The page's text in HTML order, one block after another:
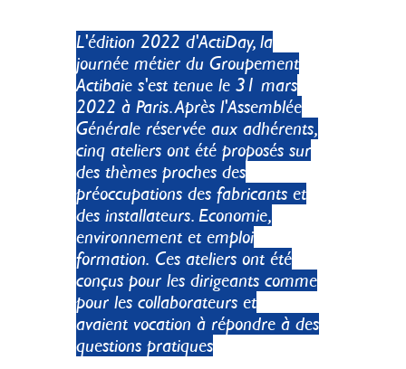
L'édition 2022 d'ActiDay, la
journée métier du Groupement
Actibaie s'est tenue le 31 mars
2022 à Paris. Après l'Assemblée
Générale réservée aux adhérents,
cinq ateliers ont été proposés sur
des thèmes proches des
préoccupations des fabricants et
des installateurs. Economie,
environnement et emploi
formation. Ces ateliers ont été
conçus pour les dirigeants comme
pour les collaborateurs et
avaient vocation à répondre à des
questions pratiques